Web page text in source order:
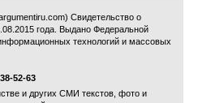
Свидетельство о
года. Выдано Федеральной
технологий и массовых
52-63
и других СМИ текстов, фото и